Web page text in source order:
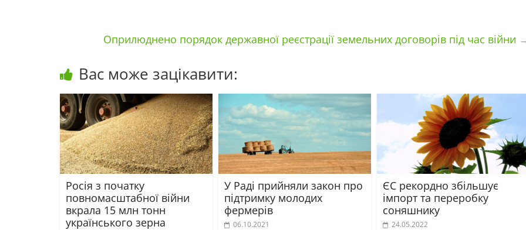
Оприлюднено порядок державної реєстрації земельних договорів під час війни
Вас може зацікавити:
Росія з початку
повномасштабної війни
вкрала 15 млн тонн
українського зерна
У Раді прийняли закон про
підтримку молодих
фермерів
06.10.2021
ЄС рекордно збільшує
імпорт та переробку
соняшнику
24.05.2022